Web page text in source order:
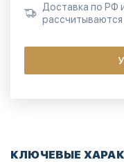
Доставка по РФ
КЛЮЧЕВЫЕ